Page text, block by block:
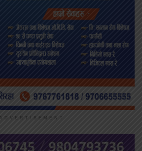
ADVERTISEMENT